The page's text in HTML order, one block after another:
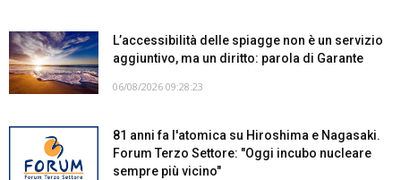
L’accessibilità delle spiagge non è un servizio
aggiuntivo, ma un diritto: parola di Garante
06/08/2026 09:28:23
81 anni fa l'atomica su Hiroshima e Nagasaki.
Forum Terzo Settore: "Oggi incubo nucleare
sempre più vicino"